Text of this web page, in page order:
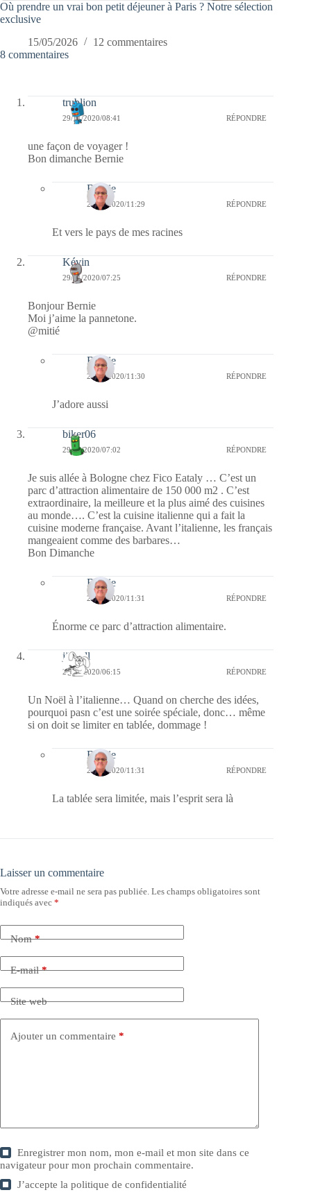
Où prendre un vrai bon petit déjeuner à Paris ? Notre sélection
exclusive
15/05/2026
12 commentaires
8 commentaires
trublion
29/11/2020/08:41 RÉPONDRE
une façon de voyager !
Bon dimanche Bernie
Bernie
29/11/2020/11:29 RÉPONDRE
Et vers le pays de mes racines
Kévin
29/11/2020/07:25 RÉPONDRE
Bonjour Bernie
Moi j’aime la pannetone.
@mitié
Bernie
29/11/2020/11:30 RÉPONDRE
J’adore aussi
biker06
29/11/2020/07:02 RÉPONDRE
Je suis allée à Bologne chez Fico Eataly … C’est un
parc d’attraction alimentaire de 150 000 m2 . C’est
extraordinaire, la meilleure et la plus aimé des cuisines
au monde…. C’est la cuisine italienne qui a fait la
cuisine moderne française. Avant l’italienne, les français
mangeaient comme des barbares…
Bon Dimanche
Bernie
29/11/2020/11:31 RÉPONDRE
Énorme ce parc d’attraction alimentaire.
jill bill
29/11/2020/06:15 RÉPONDRE
Un Noël à l’italienne… Quand on cherche des idées,
pourquoi pasn c’est une soirée spéciale, donc… même
si on doit se limiter en tablée, dommage !
Bernie
29/11/2020/11:31 RÉPONDRE
La tablée sera limitée, mais l’esprit sera là
Laisser un commentaire
Votre adresse e-mail ne sera pas publiée. Les champs obligatoires sont
indiqués avec *
Nom*
E-mail*
Site web
Ajouter un commentaire *
Enregistrer mon nom, mon e-mail et mon site dans ce
navigateur pour mon prochain commentaire.
J’accepte lapolitique de confidentialité